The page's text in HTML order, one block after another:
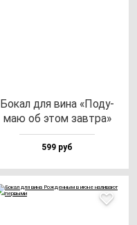
Бокал для ви­на «Поду­
маю об этом зав­тра»
599 руб